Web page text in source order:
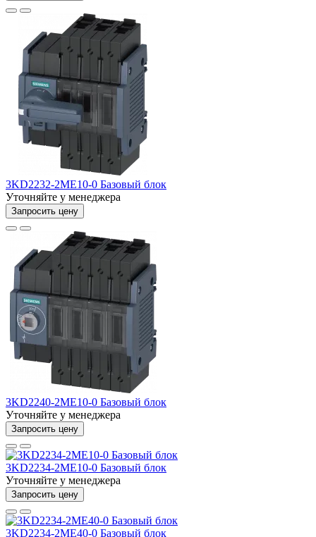
3KD2232-2ME10-0 Базовый блок
Уточняйте у менеджера
Запросить цену
3KD2240-2ME10-0 Базовый блок
Уточняйте у менеджера
Запросить цену
3KD2234-2ME10-0 Базовый блок
Уточняйте у менеджера
Запросить цену
3KD2234-2ME40-0 Базовый блок